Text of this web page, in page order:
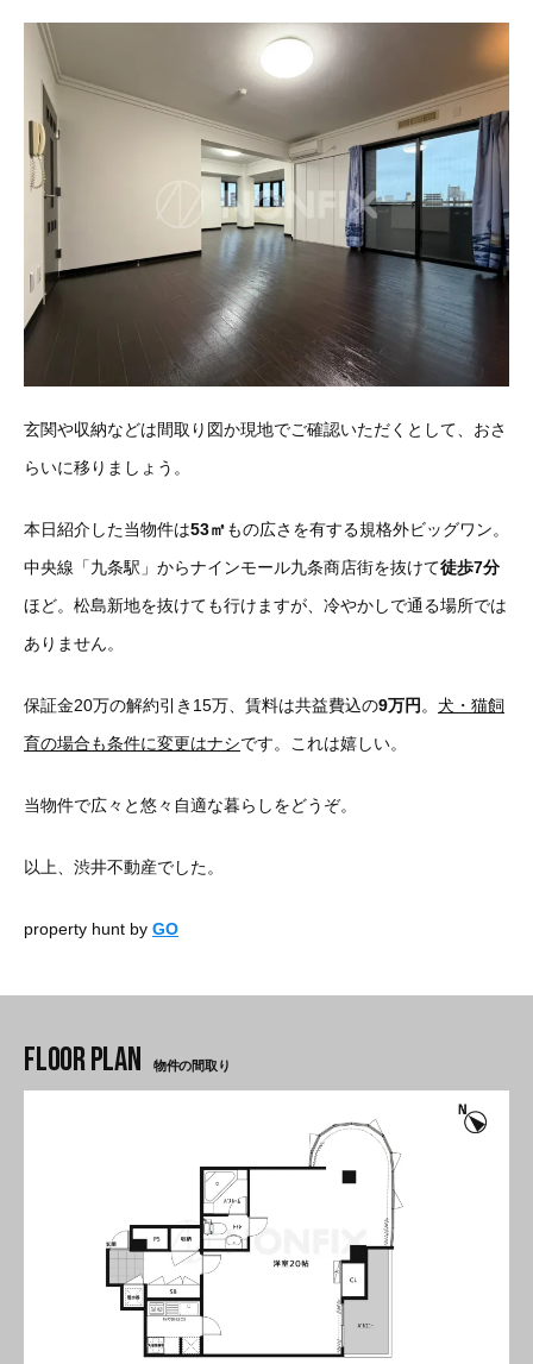
玄関や収納などは間取り図か現地でご確認いただくとして、おさ
らいに移りましょう。
本日紹介した当物件は53㎡もの広さを有する規格外ビッグワン。
中央線「九条駅」からナインモール九条商店街を抜けて徒歩7分
ほど。松島新地を抜けても行けますが、冷やかしで通る場所では
ありません。
保証金20万の解約引き15万、賃料は共益費込の9万円 。 犬・猫飼
育の場合も条件に変更はナシです。これは嬉しい。
当物件で広々と悠々自適な暮らしをどうぞ。
以上、渋井不動産でした。
property hunt by GO
物件の間取り